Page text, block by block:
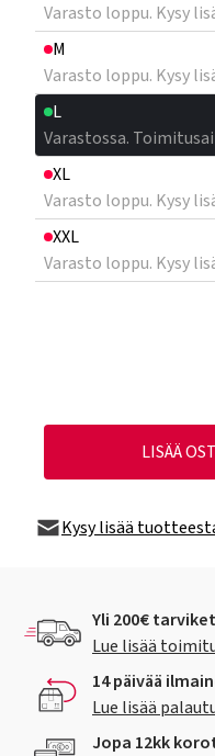
Varasto loppu. Kysy
M
Varasto loppu. Kysy
L
Varastossa.
XL
Varasto loppu. Kysy
XXL
Varasto loppu. Kysy
LISÄÄ
Kysy lisää
Yli 200€
Lue lisää
14 päivää
Lue lisää
Jopa 12kk